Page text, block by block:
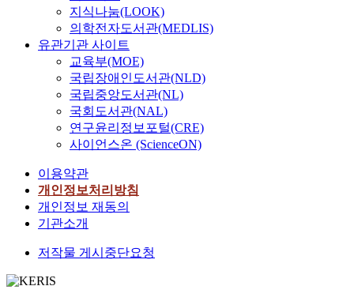
지식나눔(LOOK)
의학전자도서관(MEDLIS)
유관기관 사이트
교육부(MOE)
국립장애인도서관(NLD)
국립중앙도서관(NL)
국회도서관(NAL)
연구윤리정보포털(CRE)
사이언스온 (ScienceON)
이용약관
개인정보처리방침
개인정보 재동의
기관소개
저작물 게시중단요청